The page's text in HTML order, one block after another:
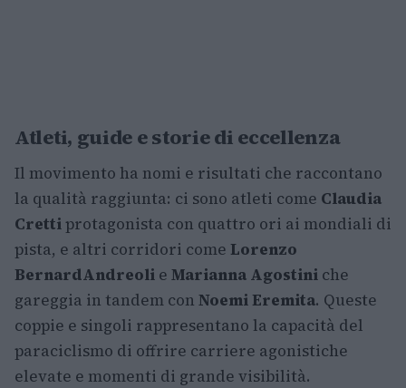
Atleti, guide e storie di eccellenza
Il movimento ha nomi e risultati che raccontano
la qualità raggiunta: ci sono atleti come Claudia
Crettiprotagonista con quattro ori ai mondiali di
pista, e altri corridori come Lorenzo
BernardAndreoli e Marianna Agostini che
gareggia in tandem con Noemi Eremita. Queste
coppie e singoli rappresentano la capacità del
paraciclismo di offrire carriere agonistiche
elevate e momenti di grande visibilità.